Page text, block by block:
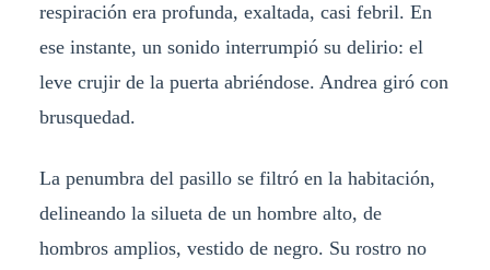
respiración era profunda, exaltada, casi febril. En
ese instante, un sonido interrumpió su delirio: el
leve crujir de la puerta abriéndose. Andrea giró con
brusquedad.
La penumbra del pasillo se filtró en la habitación,
delineando la silueta de un hombre alto, de
hombros amplios, vestido de negro. Su rostro no